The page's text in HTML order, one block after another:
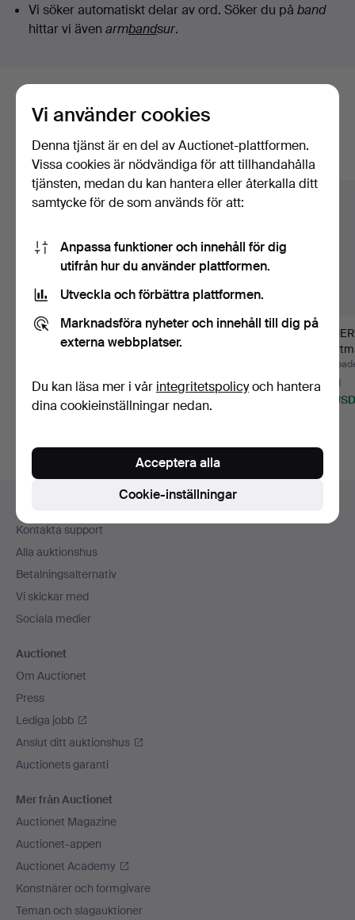
Vi söker automatiskt delar av ord. Söker du på band
hittar vi även armbandsur.
Här är föremål från vårt arkiv som
matchar din sökning
Visa alla föremål
NIKON, kamera med 3
objektiv samt original…
9 bud
317 USD
Contina",
1 bud
32 USD
4 bud
64 USD
Sidfotsnavigation
Kontakta support
Alla auktionshus
Betalningsalternativ
Vi skickar med
Sociala medier
Auctionet
Om Auctionet
Press
Lediga jobb
Anslut ditt auktionshus
Auctionets garanti
Mer från Auctionet
Auctionet Magazine
Auctionet-appen
Auctionet Academy
Konstnärer och formgivare
Teman och slagauktioner
Vi använder cookies
Denna tjänst är en del av Auctionet-plattformen.
Vissa cookies är nödvändiga för att tillhandahålla
tjänsten, medan du kan hantera eller återkalla ditt
samtycke för de som används för att:
Anpassa funktioner och innehåll för dig
utifrån hur du använder plattformen.
Utveckla och förbättra plattformen.
Marknadsföra nyheter och innehåll till dig på
externa webbplatser.
Du kan läsa mer i vår integritetspolicyoch hantera
dina cookieinställningar nedan.
Cookie-inställningar
Acceptera alla